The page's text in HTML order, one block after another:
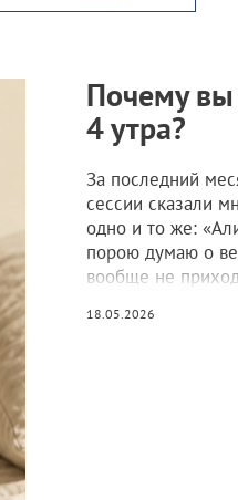
Почему вы
4 утра?
За последний
сессии сказали
одно и то же:
порою думаю о
вообще не
18.05.2026